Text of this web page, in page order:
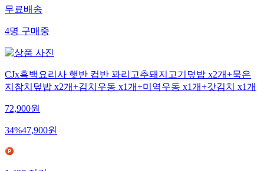
무료배송
4명구매중
CJx흑백요리사 햇반 컵반 꽈리고추돼지고기덮밥 x2개+묵은
지참치덮밥 x2개+김치우동 x1개+미역우동 x1개+갓김치 x1개
72,900원
34%47,900원